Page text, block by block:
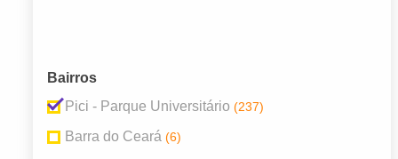
Bairros
Pici - Parque Universitário (237)
Barra do Ceará (6)